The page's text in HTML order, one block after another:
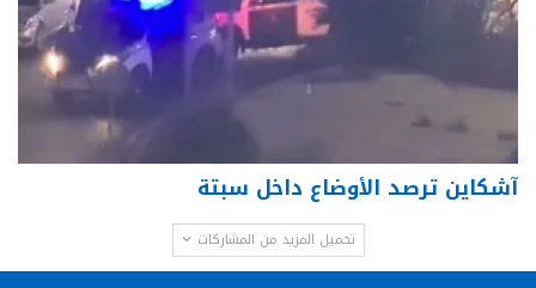
آشكاين ترصد الأوضاع داخل سبتة
تحميل المزيد من المشاركات